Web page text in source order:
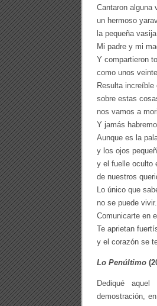
Cantaron alguna
un hermoso
la pequeña
Mi padre y mi
Y compartieron
como unos
Resulta
sobre estas
nos vamos a
Y jamás
Aunque es la
y los ojos
y el fuelle oculto
de nuestros
Lo único que
no se puede
Comunicarte en
Te aprietan
y el corazón se
Lo Penúltimo
Dediqué
demostración,